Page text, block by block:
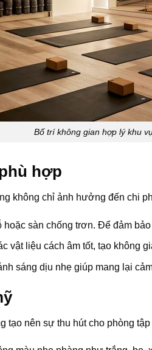
Bố trí không gian hợp lý khu
hợp
không chỉ ảnh hưởng đến chi
hoặc sàn chống trơn. Để đảm
vật liệu cách âm tốt, tạo không
sáng dịu nhẹ giúp mang lại
tạo nên sự thu hút cho phòng tập